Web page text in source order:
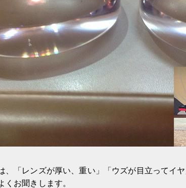
、「レンズが厚い、重い」「ウズが目立ってイ
くお聞きします。